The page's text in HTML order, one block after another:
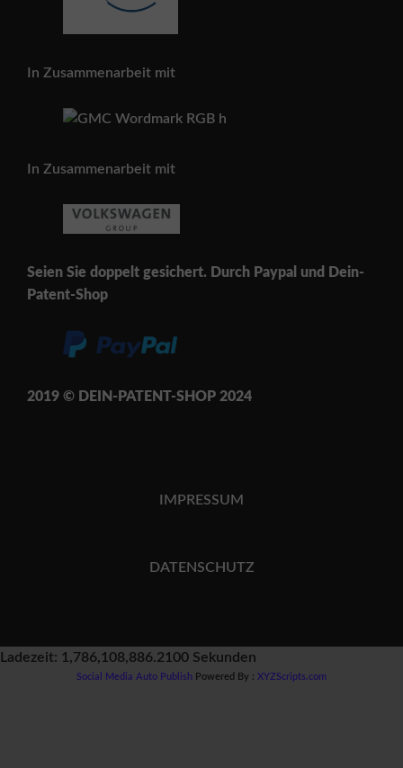
In Zusammenarbeit mit
In Zusammenarbeit mit
Seien Sie doppelt gesichert. Durch Paypal und Dein-
Patent-Shop
2019 © DEIN-PATENT-SHOP 2024
IMPRESSUM
DATENSCHUTZ
Ladezeit: 1,786,108,886.2100 Sekunden
Social Media Auto Publish Powered By : XYZScripts.com